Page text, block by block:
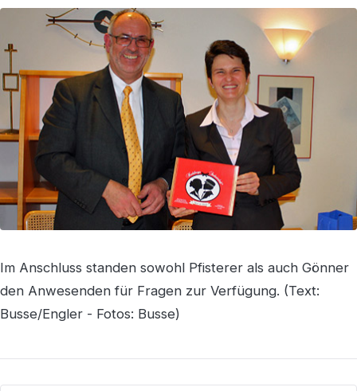
Im Anschluss standen sowohl Pfisterer als auch Gönner
den Anwesenden für Fragen zur Verfügung. (Text:
Busse/Engler - Fotos: Busse)